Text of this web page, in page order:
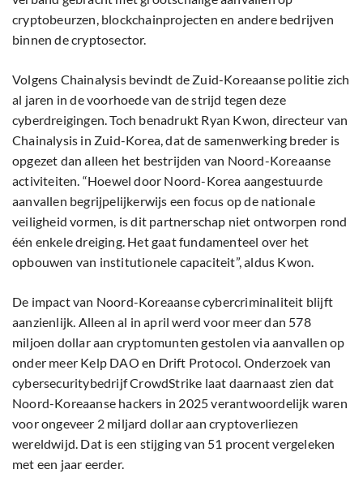
cryptobeurzen, blockchainprojecten en andere bedrijven
binnen de cryptosector.
Volgens Chainalysis bevindt de Zuid-Koreaanse politie zich
al jaren in de voorhoede van de strijd tegen deze
cyberdreigingen. Toch benadrukt Ryan Kwon, directeur van
Chainalysis in Zuid-Korea, dat de samenwerking breder is
opgezet dan alleen het bestrijden van Noord-Koreaanse
activiteiten. “Hoewel door Noord-Korea aangestuurde
aanvallen begrijpelijkerwijs een focus op de nationale
veiligheid vormen, is dit partnerschap niet ontworpen rond
één enkele dreiging. Het gaat fundamenteel over het
opbouwen van institutionele capaciteit”, aldus Kwon.
De impact van Noord-Koreaanse cybercriminaliteit blijft
aanzienlijk. Alleen al in april werd voor meer dan 578
miljoen dollar aan cryptomunten gestolen via aanvallen op
onder meer Kelp DAO en Drift Protocol. Onderzoek van
cybersecuritybedrijf CrowdStrike laat daarnaast zien dat
Noord-Koreaanse hackers in 2025 verantwoordelijk waren
voor ongeveer 2 miljard dollar aan cryptoverliezen
wereldwijd. Dat is een stijging van 51 procent vergeleken
met een jaar eerder.